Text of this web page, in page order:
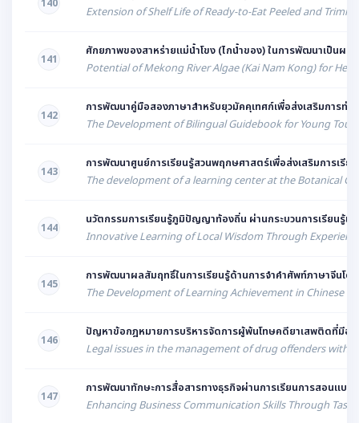
140
Extension of Shelf Life of Ready-to-Eat Peeled and
141
ศักยภาพของสาหร่ายแม่น้ำโขง (ไกน้ำของ) ในการพัฒนาเป็นผลิ
Potential of Mekong River Algae (Kai Nam Kong) for
142
การพัฒนาคู่มือสองภาษาสำหรับยุวมัคคุเทศก์เพื่อส่งเสริมการท่อ
The Development of Bilingual Guidebook for Young
143
การพัฒนาศูนย์การเรียนรู้สวนพฤกษศาสตร์เพื่อส่งเสริมการเรีย
The development of a learning center at the Botanical
144
นวัตกรรมการเรียนรู้ภูมิปัญญาท้องถิ่น ผ่านกระบวนการเรียนรู้เ
Innovative Learning of Local Wisdom Through
145
การพัฒนาผลสัมฤทธิ์ในการเรียนรู้ด้านการจำคำศัพท์ภาษาจีนโ
The Development of Learning Achievement in Chinese
146
ปัญหาข้อกฎหมายการบริหารจัดการผู้พ้นโทษคดียาเสพติดที่มีอ
Legal issues in the management of drug offenders with
147
การพัฒนาทักษะการสื่อสารทางธุรกิจผ่านการเรียนการสอนแบบ
Enhancing Business Communication Skills Through